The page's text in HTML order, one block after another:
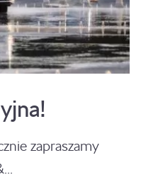
zapraszamy